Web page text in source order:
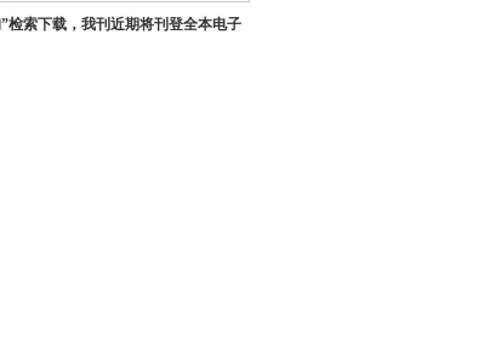
检索下载，我刊近期将刊登全本电子